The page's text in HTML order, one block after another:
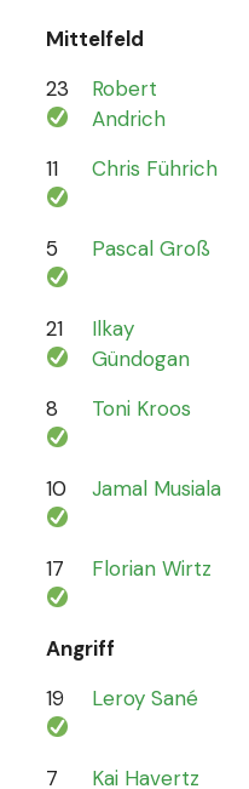
Mittelfeld
23
Robert
Andrich
11 Chris Führich
5 Pascal Groß
21
Ilkay
Gündogan
8 Toni Kroos
10 Jamal Musiala
17 Florian Wirtz
Angriff
19
Leroy Sané
7 Kai Havertz